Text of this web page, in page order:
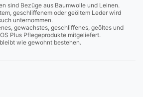
sind Bezüge aus Baumwolle und Leinen.
geschliffenem oder geöltem Leder wird
unternommen.
gewachstes, geschliffenes, geöltes und
Plus Pflegeprodukte mitgeliefert.
wie gewohnt bestehen.